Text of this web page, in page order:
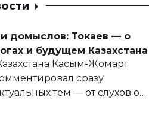
домыслов: Токаев — о
и будущем Казахстана
Касым-Жомарт
сразу
тем — от слухов о
и личного здоровья.